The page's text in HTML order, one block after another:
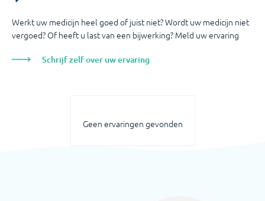
Werkt uw medicijn heel goed of juist niet? Wordt uw medicijn niet
vergoed? Of heeft u last van een bijwerking? Meld uw ervaring
Schrijf zelf over uw ervaring
Geen ervaringen gevonden